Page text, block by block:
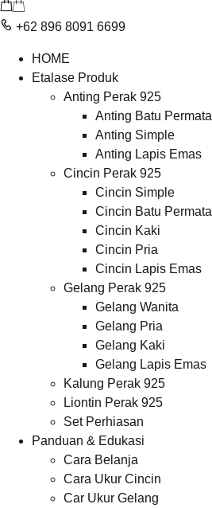
+62 896 8091 6699
HOME
Etalase Produk
Anting Perak 925
Anting Batu Permata
Anting Simple
Anting Lapis Emas
Cincin Perak 925
Cincin Simple
Cincin Batu Permata
Cincin Kaki
Cincin Pria
Cincin Lapis Emas
Gelang Perak 925
Gelang Wanita
Gelang Pria
Gelang Kaki
Gelang Lapis Emas
Kalung Perak 925
Liontin Perak 925
Set Perhiasan
Panduan & Edukasi
Cara Belanja
Cara Ukur Cincin
Car Ukur Gelang